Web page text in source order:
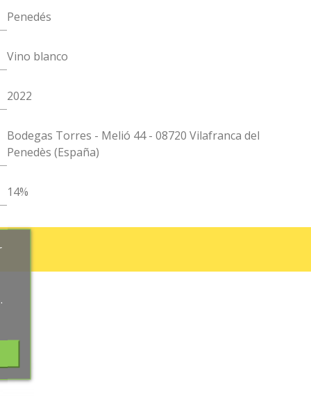
Penedés
Vino blanco
2022
Bodegas Torres - Melió 44 - 08720 Vilafranca del
Penedès (España)
14%